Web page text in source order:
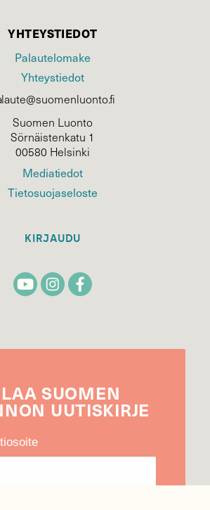
YHTEYSTIEDOT
Palautelomake
Yhteystiedot
Suomen Luonto
Sörnäistenkatu 1
00580 Helsinki
Mediatiedot
Tietosuojaseloste
KIRJAUDU
SUOMEN
UUTIS­KIRJE